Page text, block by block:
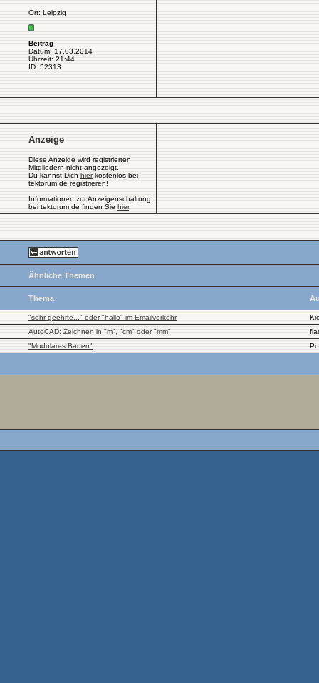
Ort: Leipzig
Beitrag
Datum: 17.03.2014
Uhrzeit: 21:44
ID: 52313
Anzeige
Diese Anzeige wird registrierten
Mitgliedern nicht angezeigt.
Du kannst Dich hierkostenlos bei
tektorum.de registrieren!
Informationen zur Anzeigenschaltung
bei tektorum.de finden Sie hier.
Ähnliche Themen
Thema
"sehr geehrte..." oder "hallo" im Emailverkehr
AutoCAD: Zeichnen in "m", "cm" oder "mm"
"Modulares Bauen"